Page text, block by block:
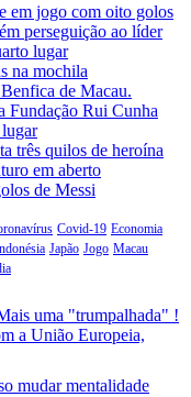
em jogo com oito golos
perseguição ao líder
lugar
na mochila
de Macau.
Fundação Rui Cunha
três quilos de heroína
em aberto
de Messi
Covid-19 Economia
Japão Jogo Macau
uma "trumpalhada" !
a União Europeia,
mudar mentalidade